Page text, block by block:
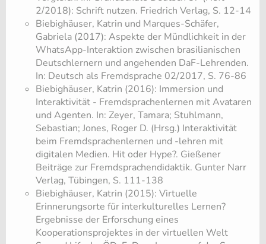
2/2018): Schrift nutzen. Friedrich Verlag, S. 12-14
Biebighäuser, Katrin und Marques-Schäfer,
Gabriela (2017): Aspekte der Mündlichkeit in der
WhatsApp-Interaktion zwischen brasilianischen
Deutschlernern und angehenden DaF-Lehrenden.
In: Deutsch als Fremdsprache 02/2017, S. 76-86
Biebighäuser, Katrin (2016): Immersion und
Interaktivität - Fremdsprachenlernen mit Avataren
und Agenten. In: Zeyer, Tamara; Stuhlmann,
Sebastian; Jones, Roger D. (Hrsg.) Interaktivität
beim Fremdsprachenlernen und -lehren mit
digitalen Medien. Hit oder Hype?. Gießener
Beiträge zur Fremdsprachendidaktik. Gunter Narr
Verlag, Tübingen, S. 111-138
Biebighäuser, Katrin (2015): Virtuelle
Erinnerungsorte für interkulturelles Lernen?
Ergebnisse der Erforschung eines
Kooperationsprojektes in der virtuellen Welt